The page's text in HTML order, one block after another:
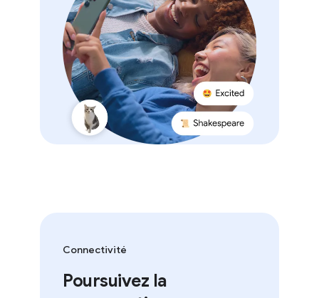
Connectivité
Poursuivez la